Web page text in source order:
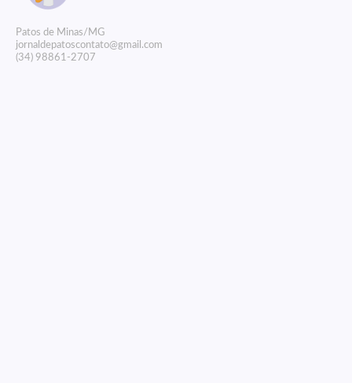
Patos de Minas/MG
jornaldepatoscontato@gmail.com
(34) 98861-2707